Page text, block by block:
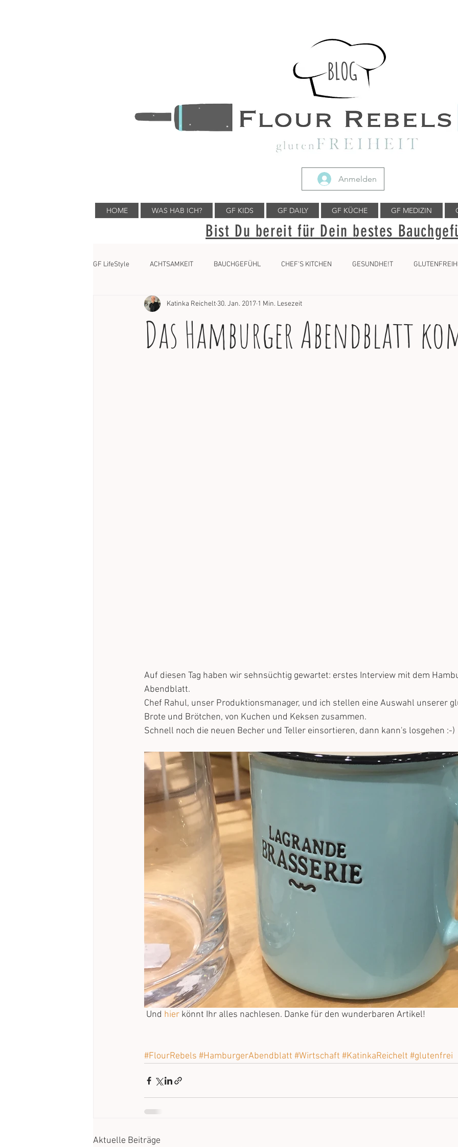
BLOG
Anmelden
HOME WAS HAB ICH? GF KIDS GF DAILY GF KÜCHE GF MEDIZIN
Bist Du bereit für Dein bestes
GF LifeStyle ACHTSAMKEIT BAUCHGEFÜHL CHEF'S KITCHEN GESUNDHE!T
Das Hamburger Abendblatt
Katinka Reichelt 30. Jan. 2017 1 Min. Lesezeit
Auf diesen Tag haben wir sehnsüchtig gewartet: erstes Interview mit dem
Abendblatt.
Chef Rahul, unser Produktionsmanager, und ich stellen eine Auswahl unserer
Brote und Brötchen, von Kuchen und Keksen zusammen.
Schnell noch die neuen Becher und Teller einsortieren, dann kann's losgehen :-)
Und hier könnt Ihr alles nachlesen. Danke für den wunderbaren Artikel!
#FlourRebels #HamburgerAbendblatt #Wirtschaft #KatinkaReichelt #glutenfrei
Aktuelle Beiträge